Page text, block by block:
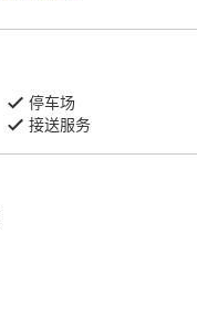
停车场
接送服务